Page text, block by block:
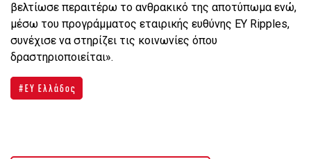
βελτίωσε περαιτέρω το ανθρακικό της αποτύπωμα ενώ,
μέσω του προγράμματος εταιρικής ευθύνης ΕΥ Ripples,
συνέχισε να στηρίζει τις κοινωνίες όπου
δραστηριοποιείται».
EY Ελλάδος